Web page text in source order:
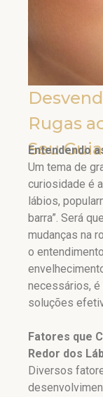
Rugas
Seu
Entendendo
Um tema de
curiosidade é
lábios,
barra”. Será
mudanças na
o
necessários,
soluções
Fatores que
Redor dos
Diversos